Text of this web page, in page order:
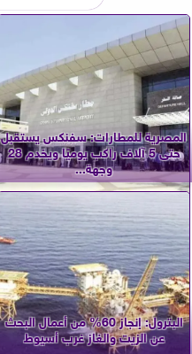
المصرية للمطارات: سفنكس يستقبل
حتى 5 آلاف راكب يوميًا ويخدم 28
وجهة...
البترول: إنجاز 60% من أعمال البحث
عن الزيت والغاز غرب أسيوط